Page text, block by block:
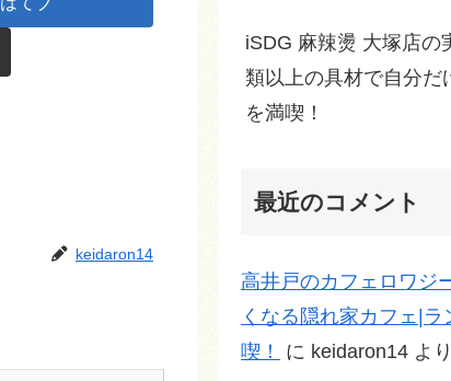
keidaron14
iSDG 麻辣燙 大塚店の
類以上の具材で自分だ
を満喫！
最近のコメント
高井戸のカフェロワジ
くなる隠れ家カフェ|
喫！
に keidaron14 より